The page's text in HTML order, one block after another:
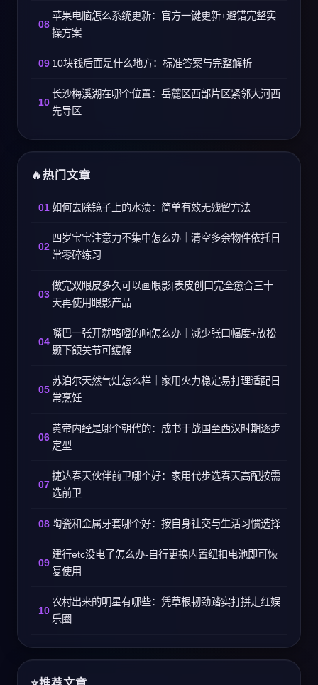
苹果电脑怎么系统更新：官方一键更新+避错完整实
操方案
10块钱后面是什么地方：标准答案与完整解析
长沙梅溪湖在哪个位置：岳麓区西部片区紧邻大河西
先导区
热门文章
如何去除镜子上的水渍：简单有效无残留方法
四岁宝宝注意力不集中怎么办｜清空多余物件依托日
常零碎练习
做完双眼皮多久可以画眼影|表皮创口完全愈合三十
天再使用眼影产品
嘴巴一张开就咯噔的响怎么办｜减少张口幅度+放松
颞下颌关节可缓解
苏泊尔天然气灶怎么样｜家用火力稳定易打理适配日
常烹饪
黄帝内经是哪个朝代的：成书于战国至西汉时期逐步
定型
捷达春天伙伴前卫哪个好：家用代步选春天高配按需
选前卫
陶瓷和金属牙套哪个好：按自身社交与生活习惯选择
建行etc没电了怎么办-自行更换内置纽扣电池即可恢
复使用
农村出来的明星有哪些：凭草根韧劲踏实打拼走红娱
乐圈